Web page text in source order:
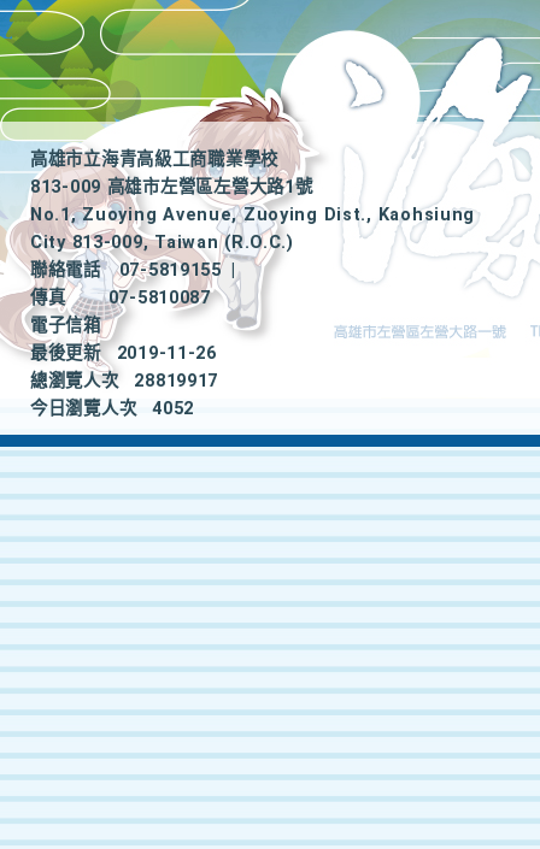
高雄市立海青高級工商職業學校
813-009 高雄市左營區左營大路1號
No.1, Zuoying Avenue, Zuoying Dist., Kaohsiung
City 813-009, Taiwan (R.O.C.)
聯絡電話
07-5819155
|
傳真
07-5810087
電子信箱
最後更新
2019-11-26
總瀏覽人次
28819917
今日瀏覽人次
4052